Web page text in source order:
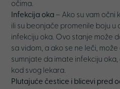
očima.
Infekcija oka – Ako su vam očni
ili su beonjače promenile boju u
infekciju oka. Ovo stanje može
sa vidom, a ako se ne leči,
sumnjate da imate infekciju
kod svog lekara.
Plutajuće čestice i blicevi pred